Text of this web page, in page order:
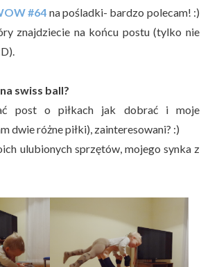
#64 na pośladki- bardzo polecam! :)
znajdziecie na końcu postu (tylko nie
swiss ball?
post o piłkach jak dobrać i moje
dwie różne piłki), zainteresowani? :)
ulubionych sprzętów, mojego synka z